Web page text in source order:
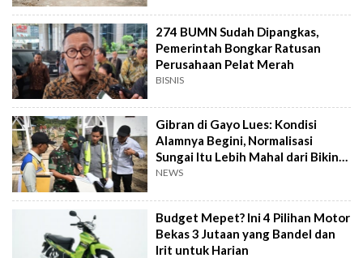
274 BUMN Sudah Dipangkas,
Pemerintah Bongkar Ratusan
Perusahaan Pelat Merah
BISNIS
Gibran di Gayo Lues: Kondisi
Alamnya Begini, Normalisasi
Sungai Itu Lebih Mahal dari Bikin
Jembatan
NEWS
Budget Mepet? Ini 4 Pilihan Motor
Bekas 3 Jutaan yang Bandel dan
Irit untuk Harian